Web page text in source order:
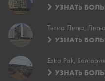
УЗНАТЬ
Телиа Литва, Литва
УЗНАТЬ
Extra Pak, Болгария
УЗНАТЬ